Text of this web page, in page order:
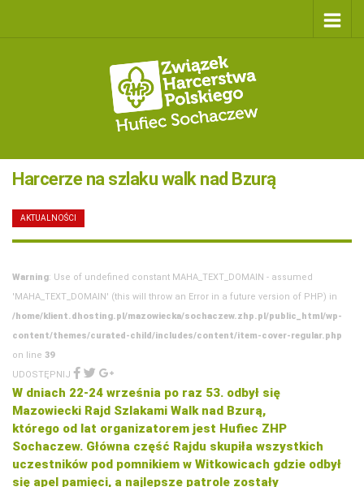
Harcerze na szlaku walk nad Bzurą
AKTUALNOŚCI
Warning: Use of undefined constant MAHA_TEXT_DOMAIN - assumed
'MAHA_TEXT_DOMAIN' (this will throw an Error in a future version of PHP) in
/home/klient.dhosting.pl/mazowiecka/sochaczew.zhp.pl/public_html/wp-
content/themes/curated-child/includes/content/item-cover-regular.php
on line 39
UDOSTĘPNIJ
W dniach 22-24 września po raz 53. odbył się
Mazowiecki Rajd Szlakami Walk nad Bzurą,
którego od lat organizatorem jest Hufiec ZHP
Sochaczew. Główna część Rajdu skupiła wszystkich
uczestników pod pomnikiem w Witkowicach gdzie odbył
się apel pamięci, a najlepsze patrole zostały